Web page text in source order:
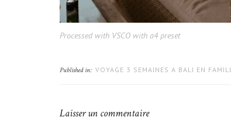
Processed with VSCO with a4 preset
Published in: VOYAGE 3 SEMAINES A BALI EN
Laisser un commentaire